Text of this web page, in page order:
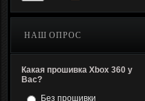
НАШ ОПРОС
Какая прошивка Xbox 360 у
Вас?
Без прошивки